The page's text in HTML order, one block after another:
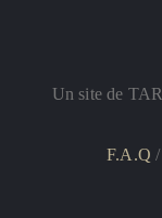
Un site de
F.A.Q /